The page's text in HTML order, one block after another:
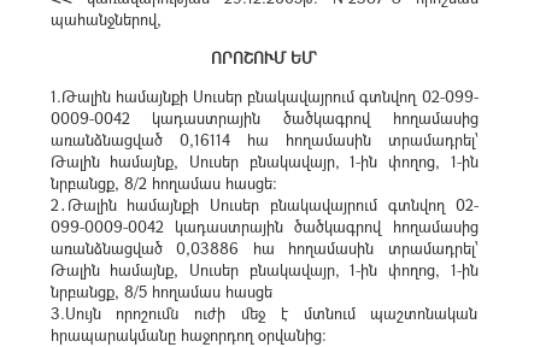
պահանջներով,
ՈՐՈՇՈՒՄ ԵՄ`
1.Թալին համայնքի Սուսեր բնակավայրում գտնվող 02-099-
0009-0042 կադաստրային ծածկագրով հողամասից
առանձնացված 0,16114 հա հողամասին տրամադրել՝
Թալին համայնք, Սուսեր բնակավայր, 1-ին փողոց, 1-ին
նրբանցք, 8/2 հողամաս հասցե։
2․Թալին համայնքի Սուսեր բնակավայրում գտնվող 02-
099-0009-0042 կադաստրային ծածկագրով հողամասից
առանձնացված 0,03886 հա հողամասին տրամադրել՝
Թալին համայնք, Սուսեր բնակավայր, 1-ին փողոց, 1-ին
նրբանցք, 8/5 հողամաս հասցե
3.Սույն որոշումն ուժի մեջ է մտնում պաշտոնական
հրապարակմանը հաջորդող օրվանից: